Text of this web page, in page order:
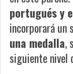
portugués y
incorporará un
una medalla,
siguiente nivel